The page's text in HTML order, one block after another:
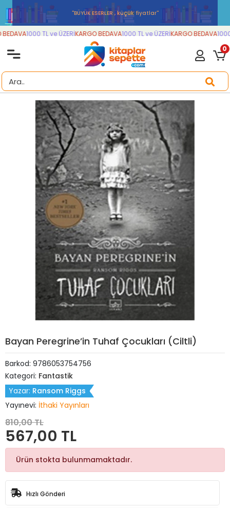
''BÜYÜK ESERLER , küçük fiyatlar''
1000 TL ve ÜZERİKARGO BEDAVA1000 TL ve ÜZERİKARGO BEDAVA1000
0
Bayan Peregrine’in Tuhaf Çocukları (Ciltli)
Barkod: 9786053754756
Kategori: Fantastik
Yazar: Ransom Riggs
Yayınevi: İthaki Yayınları
810,00 TL
567,00 TL
Ürün stokta bulunmamaktadır.
Hızlı Gönderi